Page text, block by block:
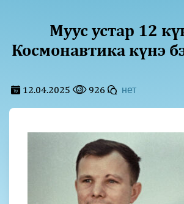
Муус устар 12
Космонавтика күнэ
12.04.2025 926 нет